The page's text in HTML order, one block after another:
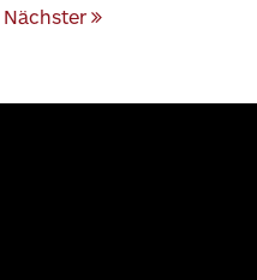
Nächster